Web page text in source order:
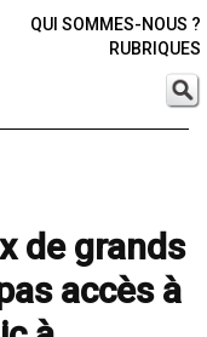
QUI SOMMES-NOUS ?
RUBRIQUES
de grands
accès à